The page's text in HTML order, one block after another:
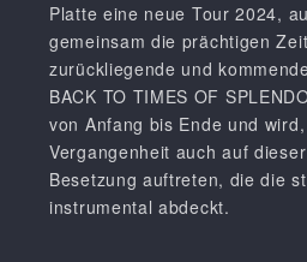
Platte eine neue Tour 2024,
gemeinsam die prächtigen
zurückliegende und
BACK TO TIMES OF
von Anfang bis Ende und
Vergangenheit auch auf
Besetzung auftreten, die die
instrumental abdeckt.